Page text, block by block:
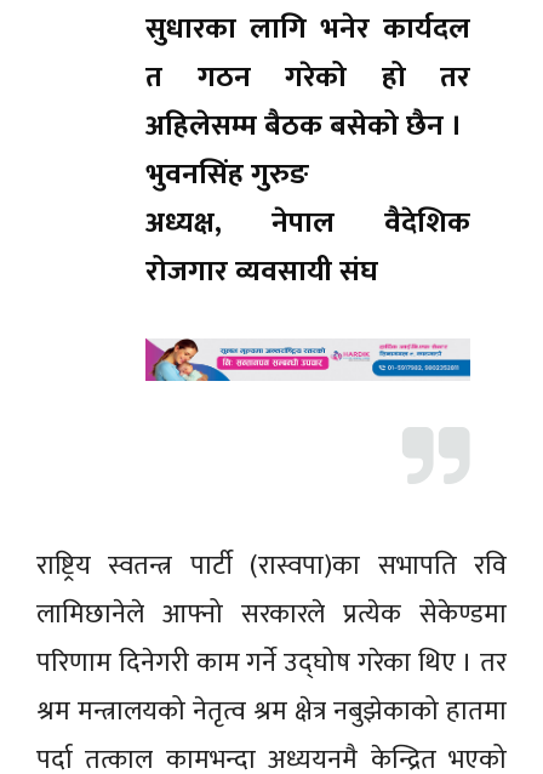
सुधारका लागि भनेर कार्यदल
त गठन गरेको हो तर
अहिलेसम्म बैठक बसेको छैन ।
भुवनसिंह गुरुङ
अध्यक्ष, नेपाल वैदेशिक
रोजगार व्यवसायी संघ
राष्ट्रिय स्वतन्त्र पार्टी (रास्वपा)का सभापति रवि
लामिछानेले आफ्नो सरकारले प्रत्येक सेकेण्डमा
परिणाम दिनेगरी काम गर्ने उद्घोष गरेका थिए । तर
श्रम मन्त्रालयको नेतृत्व श्रम क्षेत्र नबुझेकाको हातमा
पर्दा तत्काल कामभन्दा अध्ययनमै केन्द्रित भएको